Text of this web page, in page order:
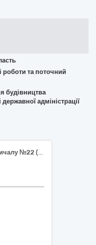
роботи та поточний
будівництва
державної адміністрації
Послуги з поточного ремонту причалу №22 (інв.№14/411), вул. Дунайська, 2